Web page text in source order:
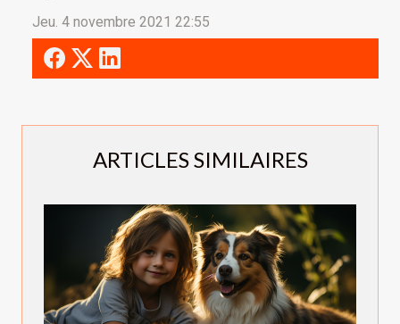
ARTICLES SIMILAIRES
Jeu. 4 novembre 2021 22:55